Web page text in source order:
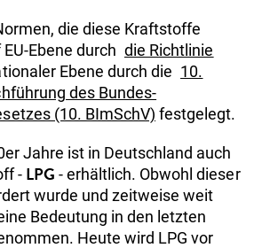
die diese Kraftstoffe
Ebene durch die Richtlinie
Ebene durch die 10.
des Bundes-
(10. BImSchV) festgelegt.
Jahre ist in Deutschland auch
- LPG - erhältlich. Obwohl dieser
wurde und zeitweise weit
Bedeutung in den letzten
Heute wird LPG vor